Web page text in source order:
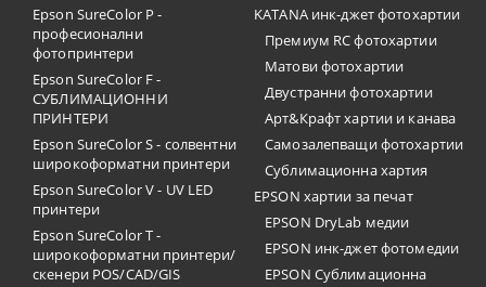
Epson SureColor P -
професионални
фотопринтери
Epson SureColor F -
СУБЛИМАЦИОННИ
ПРИНТЕРИ
Epson SureColor S - солвентни
широкоформатни принтери
Epson SureColor V - UV LED
принтери
Epson SureColor T -
широкоформатни принтери/
скенери POS/CAD/GIS
KATANA инк-джет фотохартии
Премиум RC фотохартии
Матови фотохартии
Двустранни фотохартии
Арт&Крафт хартии и канава
Самозалепващи фотохартии
Сублимационна хартия
EPSON хартии за печат
EPSON DryLab медии
EPSON инк-джет фотомедии
EPSON Сублимационна